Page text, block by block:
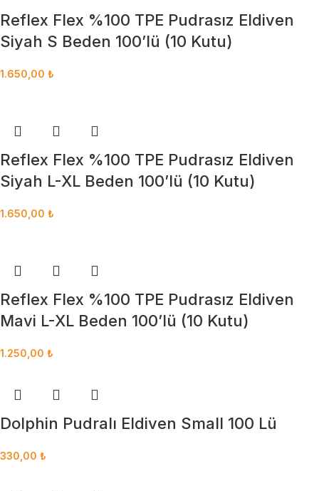
Reflex Flex %100 TPE Pudrasız Eldiven
Siyah S Beden 100’lü (10 Kutu)
1.650,00 ₺
Reflex Flex %100 TPE Pudrasız Eldiven
Siyah L-XL Beden 100’lü (10 Kutu)
1.650,00 ₺
Reflex Flex %100 TPE Pudrasız Eldiven
Mavi L-XL Beden 100’lü (10 Kutu)
1.250,00 ₺
Dolphin Pudralı Eldiven Small 100 Lü
330,00 ₺